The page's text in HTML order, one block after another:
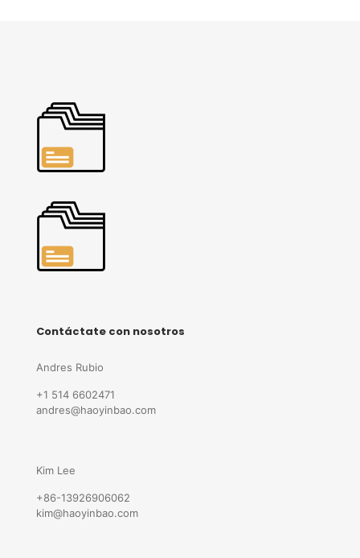
Contáctate con nosotros
Andres Rubio
+1 514 6602471
andres@haoyinbao.com
Kim Lee
+86-13926906062
kim@haoyinbao.com